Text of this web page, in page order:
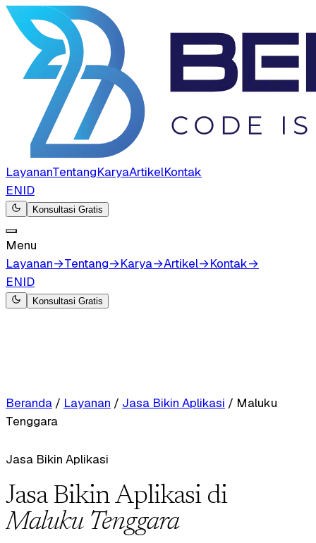
LayananTentangKaryaArtikelKontak
ENID
Konsultasi Gratis
Menu
Layanan→Tentang→Karya→Artikel→Kontak→
ENID
Konsultasi Gratis
Beranda / Layanan / Jasa Bikin Aplikasi / Maluku
Tenggara
Jasa Bikin Aplikasi
Jasa Bikin Aplikasi di
Maluku Tenggara